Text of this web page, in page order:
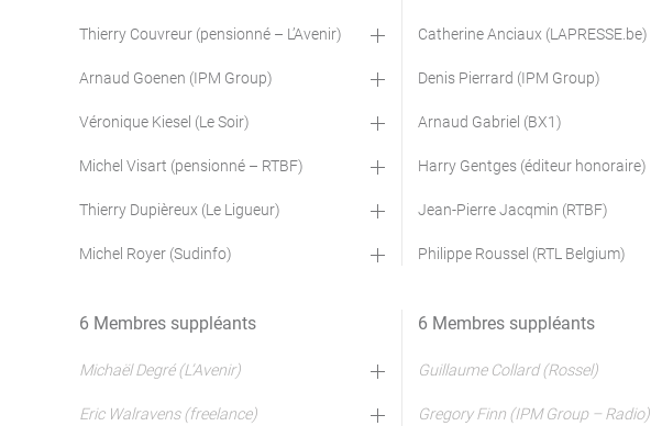
Thierry Couvreur (pensionné – L’Avenir)
Arnaud Goenen (IPM Group)
Véronique Kiesel (Le Soir)
Michel Visart (pensionné – RTBF)
Thierry Dupièreux (Le Ligueur)
Michel Royer (Sudinfo)
Catherine Anciaux (LAPRESSE.be)
Denis Pierrard (IPM Group)
Arnaud Gabriel (BX1)
Harry Gentges (éditeur honoraire)
Jean-Pierre Jacqmin (RTBF)
Philippe Roussel (RTL Belgium)
6 Membres suppléants
Michaël Degré (L’Avenir)
Eric Walravens (freelance)
6 Membres suppléants
Guillaume Collard (Rossel)
Gregory Finn (IPM Group – Radio)